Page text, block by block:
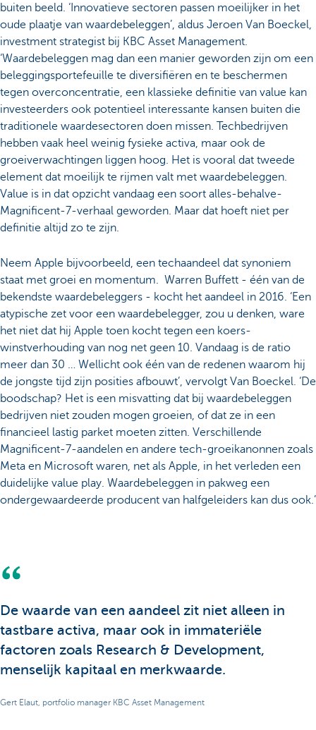
buiten beeld. ‘Innovatieve sectoren passen moeilijker in het
oude plaatje van waardebeleggen’, aldus Jeroen Van Boeckel,
investment strategist bij KBC Asset Management.
‘Waardebeleggen mag dan een manier geworden zijn om een
beleggingsportefeuille te diversifiëren en te beschermen
tegen overconcentratie, een klassieke definitie van value kan
investeerders ook potentieel interessante kansen buiten die
traditionele waardesectoren doen missen. Techbedrijven
hebben vaak heel weinig fysieke activa, maar ook de
groeiverwachtingen liggen hoog. Het is vooral dat tweede
element dat moeilijk te rijmen valt met waardebeleggen.
Value is in dat opzicht vandaag een soort alles-behalve-
Magnificent-7-verhaal geworden. Maar dat hoeft niet per
definitie altijd zo te zijn.
Neem Apple bijvoorbeeld, een techaandeel dat synoniem
staat met groei en momentum. Warren Buffett - één van de
bekendste waardebeleggers - kocht het aandeel in 2016. ‘Een
atypische zet voor een waardebelegger, zou u denken, ware
het niet dat hij Apple toen kocht tegen een koers-
winstverhouding van nog net geen 10. Vandaag is de ratio
meer dan 30 … Wellicht ook één van de redenen waarom hij
de jongste tijd zijn posities afbouwt’, vervolgt Van Boeckel. ‘De
boodschap? Het is een misvatting dat bij waardebeleggen
bedrijven niet zouden mogen groeien, of dat ze in een
financieel lastig parket moeten zitten. Verschillende
Magnificent-7-aandelen en andere tech-groeikanonnen zoals
Meta en Microsoft waren, net als Apple, in het verleden een
duidelijke value play. Waardebeleggen in pakweg een
ondergewaardeerde producent van halfgeleiders kan dus ook.’
De waarde van een aandeel zit niet alleen in
tastbare activa, maar ook in immateriële
factoren zoals Research & Development,
menselijk kapitaal en merkwaarde.
Gert Elaut, portfolio manager KBC Asset Management